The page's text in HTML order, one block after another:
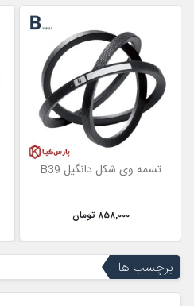
تسمه وی شکل دانگیل B39
858,000 تومان
برچسب ها